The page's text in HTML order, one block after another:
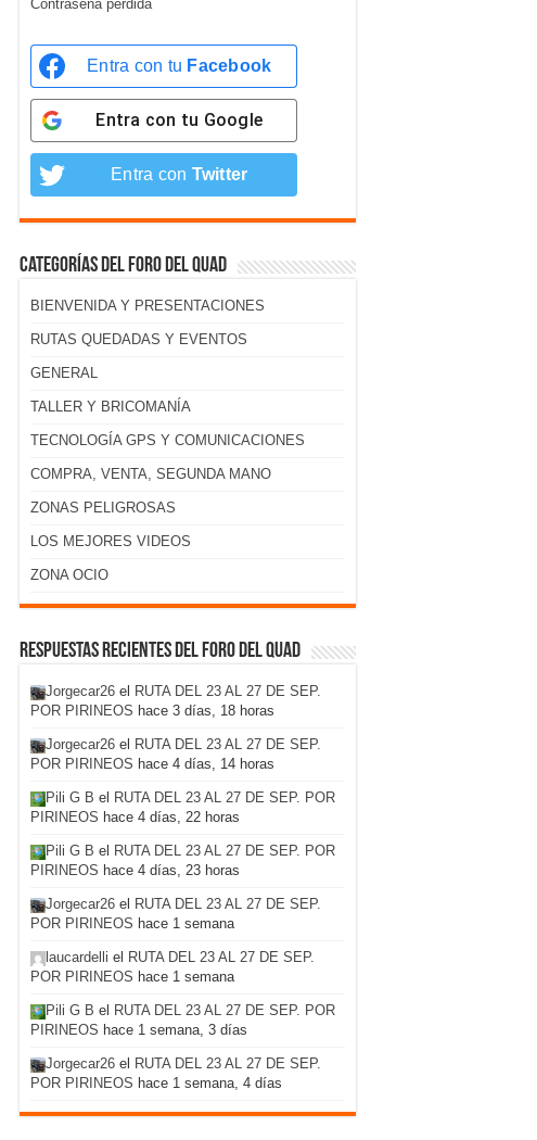
Contraseña perdida
Entra con tu Facebook
Entra con tu Google
Entra con Twitter
Categorías del foro del Quad
BIENVENIDA Y PRESENTACIONES
RUTAS QUEDADAS Y EVENTOS
GENERAL
TALLER Y BRICOMANÍA
TECNOLOGÍA GPS Y COMUNICACIONES
COMPRA, VENTA, SEGUNDA MANO
ZONAS PELIGROSAS
LOS MEJORES VIDEOS
ZONA OCIO
Respuestas recientes del foro del Quad
Jorgecar26 el RUTA DEL 23 AL 27 DE SEP.
POR PIRINEOS hace 3 días, 18 horas
Jorgecar26 el RUTA DEL 23 AL 27 DE SEP.
POR PIRINEOS hace 4 días, 14 horas
Pili G B el RUTA DEL 23 AL 27 DE SEP. POR
PIRINEOS hace 4 días, 22 horas
Pili G B el RUTA DEL 23 AL 27 DE SEP. POR
PIRINEOS hace 4 días, 23 horas
Jorgecar26 el RUTA DEL 23 AL 27 DE SEP.
POR PIRINEOS hace 1 semana
laucardelli el RUTA DEL 23 AL 27 DE SEP.
POR PIRINEOS hace 1 semana
Pili G B el RUTA DEL 23 AL 27 DE SEP. POR
PIRINEOS hace 1 semana, 3 días
Jorgecar26 el RUTA DEL 23 AL 27 DE SEP.
POR PIRINEOS hace 1 semana, 4 días